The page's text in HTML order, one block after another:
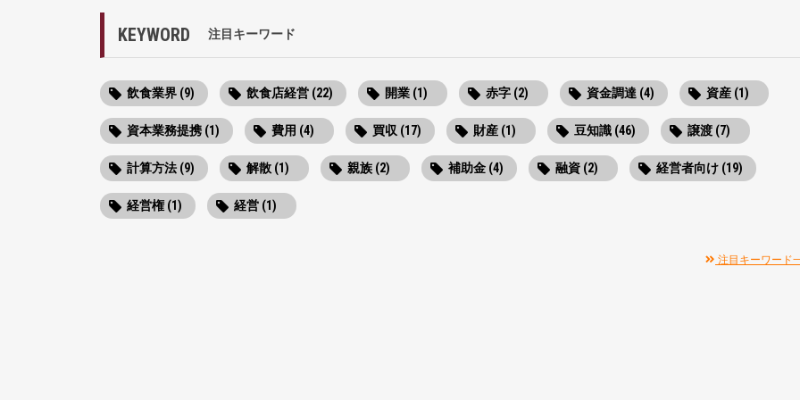
KEYWORD 注目キーワード
飲食業界 (9) 飲食店経営 (22) 開業 (1) 赤字 (2) 資金調達 (4) 資産 (1)
資本業務提携 (1) 費用 (4) 買収 (17) 財産 (1) 豆知識 (46) 譲渡 (7)
計算方法 (9) 解散 (1) 親族 (2) 補助金 (4) 融資 (2) 経営者向け (19)
経営権 (1) 経営 (1)
注目キーワード